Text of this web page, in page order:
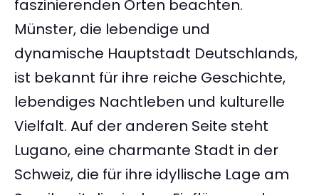
faszinierenden Orten beachten.
Münster, die lebendige und
dynamische Hauptstadt Deutschlands,
ist bekannt für ihre reiche Geschichte,
lebendiges Nachtleben und kulturelle
Vielfalt. Auf der anderen Seite steht
Lugano, eine charmante Stadt in der
Schweiz, die für ihre idyllische Lage am